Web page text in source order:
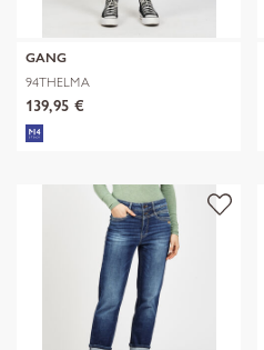
GANG
94THELMA
139,95 €